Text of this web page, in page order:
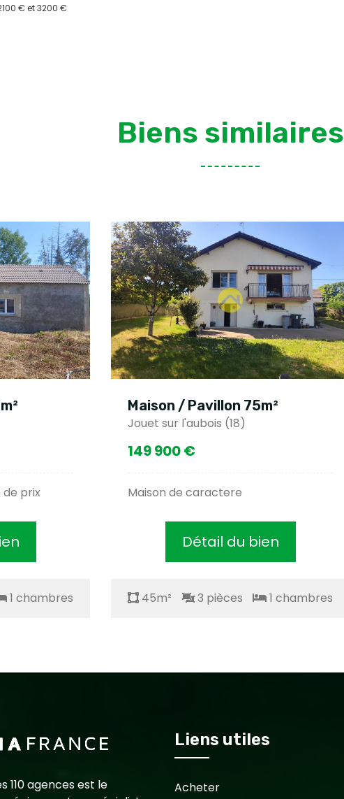
€ et 3200 €
Biens similaires
de prix
1 chambres
Maison / Pavillon 75m²
Jouet sur l'aubois (18)
149 900 €
Maison de caractere
Détail du bien
45m² 3 pièces 1 chambres
110 agences est le
Liens utiles
Acheter